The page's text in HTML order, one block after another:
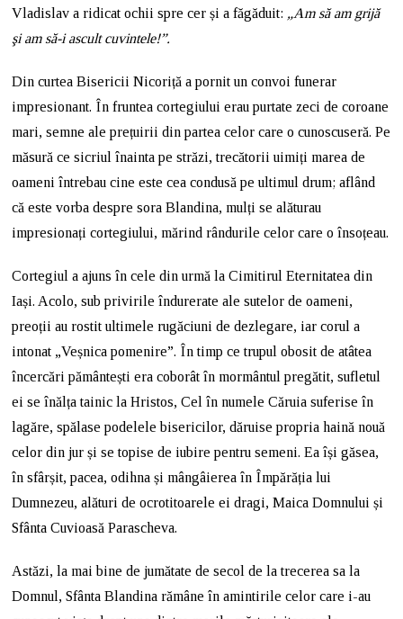
Vladislav a ridicat ochii spre cer și a făgăduit: „Am să am grijă
şi am să-i ascult cuvintele!”.
Din curtea Bisericii Nicoriță a pornit un convoi funerar
impresionant. În fruntea cortegiului erau purtate zeci de coroane
mari, semne ale prețuirii din partea celor care o cunoscuseră. Pe
măsură ce sicriul înainta pe străzi, trecătorii uimiți marea de
oameni întrebau cine este cea condusă pe ultimul drum; aflând
că este vorba despre sora Blandina, mulți se alăturau
impresionați cortegiului, mărind rândurile celor care o însoțeau.
Cortegiul a ajuns în cele din urmă la Cimitirul Eternitatea din
Iași. Acolo, sub privirile îndurerate ale sutelor de oameni,
preoții au rostit ultimele rugăciuni de dezlegare, iar corul a
intonat „Veșnica pomenire”. În timp ce trupul obosit de atâtea
încercări pământești era coborât în mormântul pregătit, sufletul
ei se înălța tainic la Hristos, Cel în numele Căruia suferise în
lagăre, spălase podelele bisericilor, dăruise propria haină nouă
celor din jur și se topise de iubire pentru semeni. Ea își găsea,
în sfârșit, pacea, odihna și mângâierea în Împărăția lui
Dumnezeu, alături de ocrotitoarele ei dragi, Maica Domnului și
Sfânta Cuvioasă Parascheva.
Astăzi, la mai bine de jumătate de secol de la trecerea sa la
Domnul, Sfânta Blandina rămâne în amintirile celor care i-au